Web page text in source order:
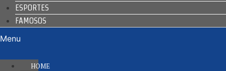
ESPORTES
FAMOSOS
Menu
HOME